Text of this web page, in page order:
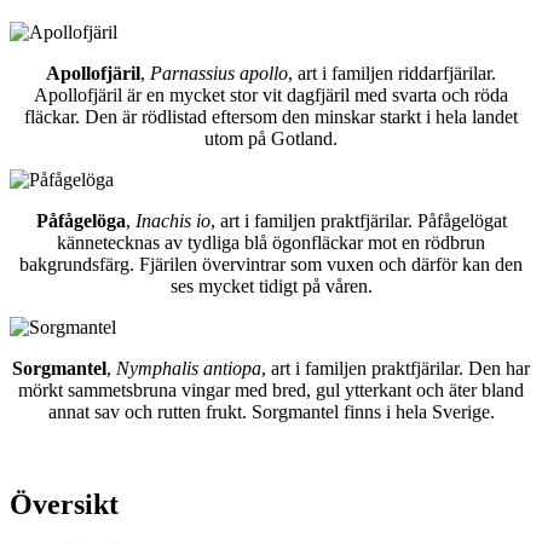
Apollofjäril, Parnassius apollo, art i familjen riddarfjärilar.
Apollofjäril är en mycket stor vit dagfjäril med svarta och röda
fläckar. Den är rödlistad eftersom den minskar starkt i hela landet
utom på Gotland.
Påfågelöga, Inachis io, art i familjen praktfjärilar. Påfågelögat
kännetecknas av tydliga blå ögonfläckar mot en rödbrun
bakgrundsfärg. Fjärilen övervintrar som vuxen och därför kan den
ses mycket tidigt på våren.
Sorgmantel, Nymphalis antiopa, art i familjen praktfjärilar. Den har
mörkt sammetsbruna vingar med bred, gul ytterkant och äter bland
annat sav och rutten frukt. Sorgmantel finns i hela Sverige.
Översikt